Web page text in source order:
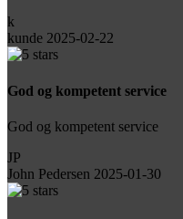
k
kunde 2025-02-22
God og kompetent service
God og kompetent service
JP
John Pedersen 2025-01-30